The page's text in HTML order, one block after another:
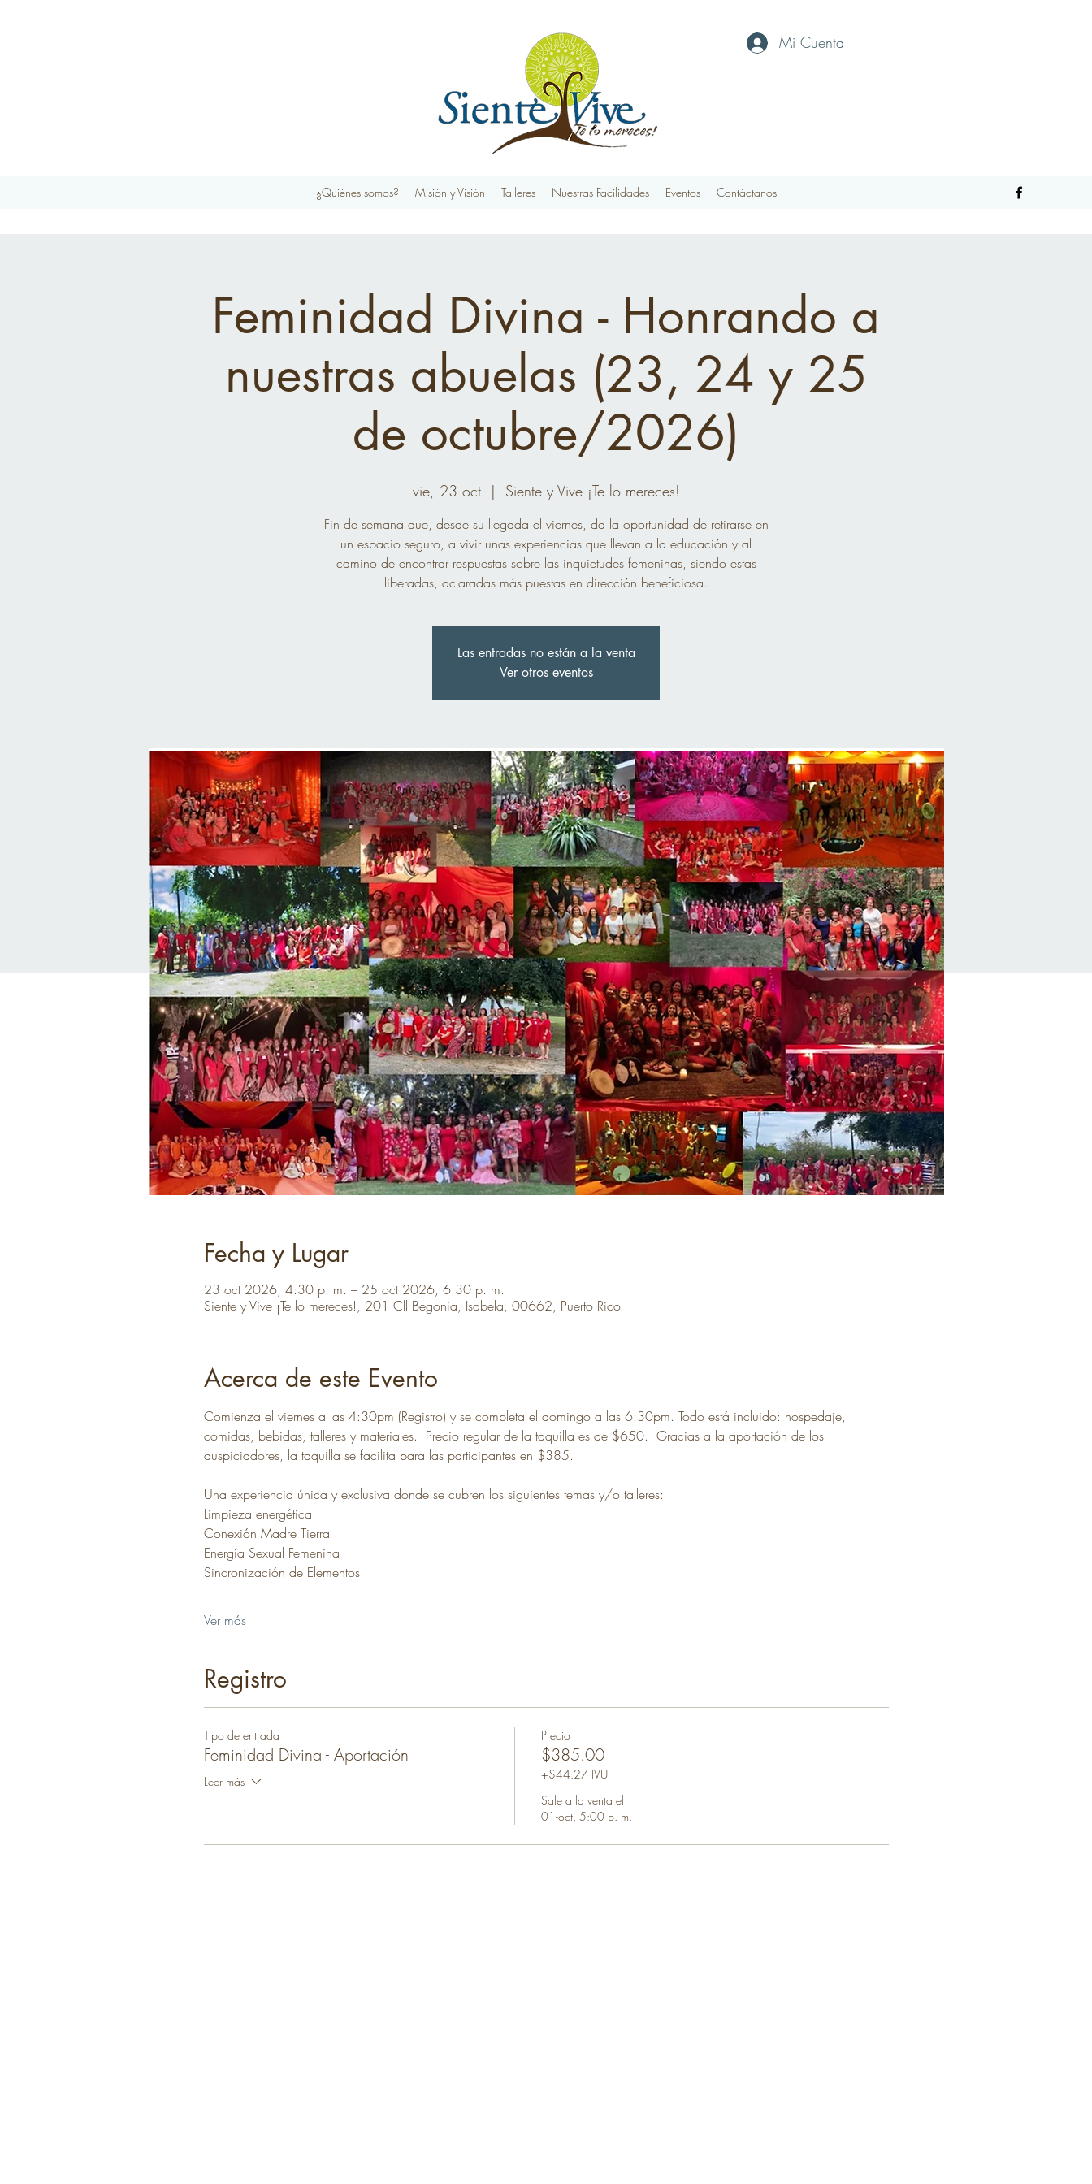
Mi Cuenta
¿Quiénes somos? Misión y Visión Talleres Nuestras Facilidades Eventos Contáctanos
Feminidad Divina - Honrando a
nuestras abuelas (23, 24 y 25
de octubre/2026)
vie, 23 oct
  |
Siente y Vive ¡Te lo mereces!
Fin de semana que, desde su llegada el viernes, da la oportunidad de retirarse en
un espacio seguro, a vivir unas experiencias que llevan a la educación y al
camino de encontrar respuestas sobre las inquietudes femeninas, siendo estas
liberadas, aclaradas más puestas en dirección beneficiosa.
Las entradas no están a la venta
Ver otros eventos
Fecha y Lugar
23 oct 2026, 4:30 p. m. – 25 oct 2026, 6:30 p. m.
Siente y Vive ¡Te lo mereces!, 201 Cll Begonia, Isabela, 00662, Puerto Rico
Acerca de este Evento
Comienza el viernes a las 4:30pm (Registro) y se completa el domingo a las 6:30pm. Todo está incluido: hospedaje,
comidas, bebidas, talleres y materiales.  Precio regular de la taquilla es de $650.  Gracias a la aportación de los
auspiciadores, la taquilla se facilita para las participantes en $385.
Una experiencia única y exclusiva donde se cubren los siguientes temas y/o talleres:
Limpieza energética
Conexión Madre Tierra
Energía Sexual Femenina
Sincronización de Elementos
Ver más
Registro
Tipo de entrada
Feminidad Divina - Aportación
Leer más
Precio
$385.00
+$44.27 IVU
Sale a la venta el
01-oct, 5:00 p. m.